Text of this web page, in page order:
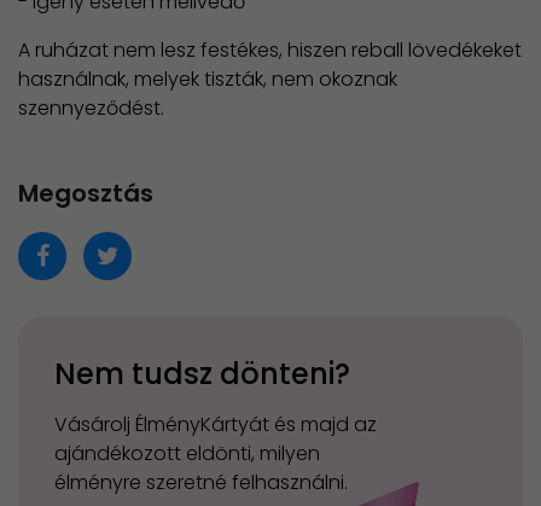
A ruházat nem lesz festékes, hiszen reball lövedékeket
használnak, melyek tiszták, nem okoznak
szennyeződést.
Megosztás
Nem tudsz dönteni?
Vásárolj ÉlményKártyát és majd az
ajándékozott eldönti, milyen
élményre szeretné felhasználni.